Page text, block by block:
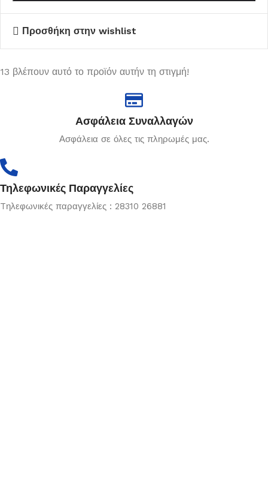
Προσθήκη στην wishlist
13 βλέπουν αυτό το προϊόν αυτήν τη στιγμή!
Ασφάλεια Συναλλαγών
Ασφάλεια σε όλες τις πληρωμές μας.
Τηλεφωνικές Παραγγελίες
Tηλεφωνικές παραγγελίες : 28310 26881